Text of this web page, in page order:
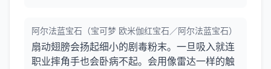
阿尔法蓝宝石（宝可梦 欧米伽红宝石／阿尔法蓝宝石）
扇动翅膀会扬起细小的剧毒粉末。一旦吸入就连
职业摔角手也会卧病不起。会用像雷达一样的触